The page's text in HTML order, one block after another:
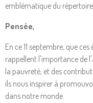
emblématique du
Pensée,
En ce 11 septembre, que
rappellent l'importance de
la pauvreté, et des
ils nous inspirer à
dans notre monde.